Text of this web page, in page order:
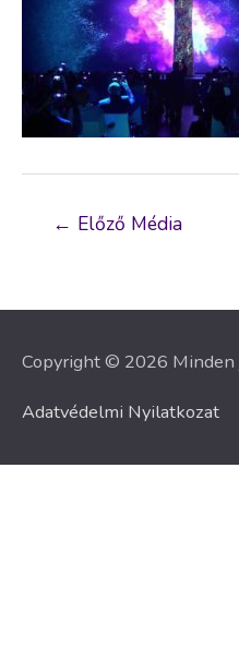
Bejegyzés
← Előző Média
Copyright © 2026 Minden
Adatvédelmi Nyilatkozat